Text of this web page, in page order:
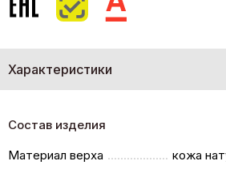
Характеристики
Состав изделия
Материал верха
кожа